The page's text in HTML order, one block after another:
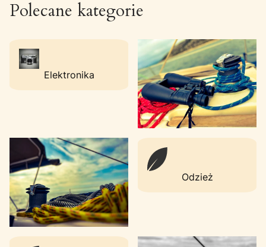
Polecane kategorie
Elektronika
Odzież